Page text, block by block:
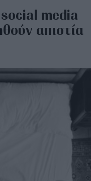
social media
απιστία